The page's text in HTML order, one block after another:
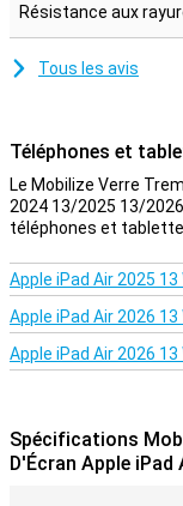
Résistance aux
Tous les avis
Téléphones et
Le Mobilize Verre
2024 13/2025 13/
téléphones et
Apple iPad Air 2025 13
Apple iPad Air 2026 13
Apple iPad Air 2026 13
Spécifications
D'Écran Apple